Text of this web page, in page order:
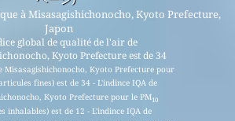
à Misasagishichonocho, Kyoto Prefecture,
Japon
global de qualité de l'air de
Kyoto Prefecture est de 34
Misasagishichonocho, Kyoto Prefecture pour
fines) est de 34 - L'indince IQA de
Kyoto Prefecture pour le PM10
inhalables) est de 12 - L'indince IQA de